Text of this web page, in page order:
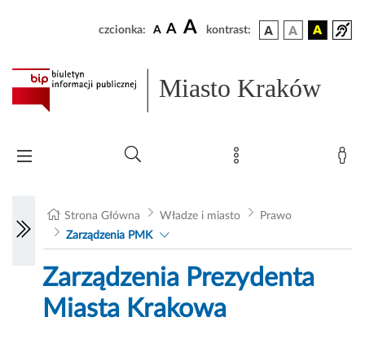
czcionka: A A A kontrast:
Miasto Kraków
Strona Główna Władze i miasto
Prawo
Zarządzenia PMK
Zarządzenia Prezydenta
Miasta Krakowa